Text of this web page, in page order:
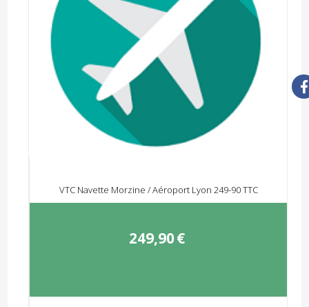
VTC Navette Morzine / Aéroport Lyon 249-90 TTC
249,90€